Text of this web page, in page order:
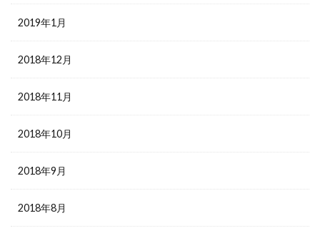
2019年1月
2018年12月
2018年11月
2018年10月
2018年9月
2018年8月